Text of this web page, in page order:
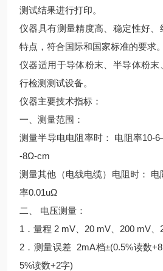
测试结果进行打印。
仪器具有测量精度高、稳定性好
特点，符合国际和国家标准的要求。
仪器适用于导体粉末、半导体粉
行检测测试设备。
仪器主要技术指标：
一、测量范围：
测量半导电电阻率时： 电阻率10-
-8Ω-cm
测量其他（电线电缆）电阻时：
率0.01uΩ
二、 电压测量：
1．量程 2 mV、20 mV、200 mV、
2．测量误差 2mA档±(0.5%读数
5%读数+2字)